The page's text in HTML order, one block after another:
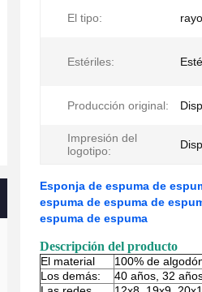
El tipo:
Estériles:
Producción original:
Impresión del
logotipo:
Esponja de espuma de
espuma de espuma de
espuma de espuma
Descripción del producto
El material
100% de
Los demás:
40 años, 32